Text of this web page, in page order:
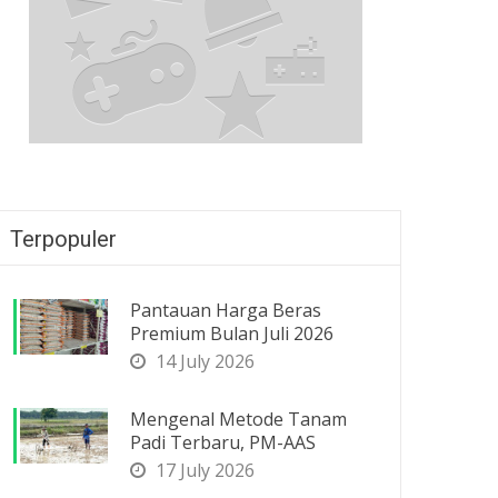
Terpopuler
Pantauan Harga Beras
Premium Bulan Juli 2026
14 July 2026
Mengenal Metode Tanam
Padi Terbaru, PM-AAS
17 July 2026